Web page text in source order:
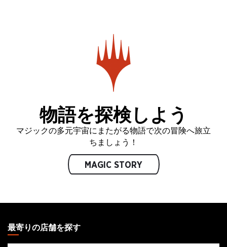
物語を探検しよう
マジックの多元宇宙にまたがる物語で次の冒険へ旅立
ちましょう！
MAGIC STORY
THE
GATHERING
最寄りの店舗を探す